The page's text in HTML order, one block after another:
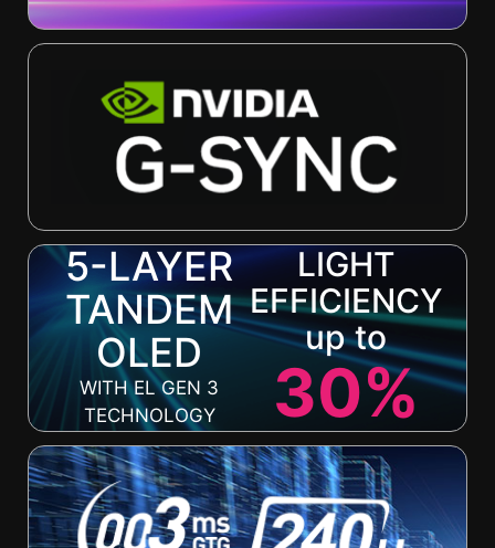
5-LAYER
TANDEM
OLED
WITH EL GEN 3
TECHNOLOGY
LIGHT
EFFICIENCY
up to
30%